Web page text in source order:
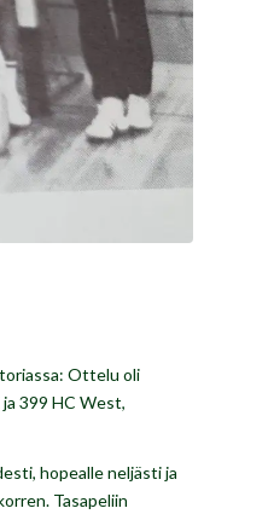
Ottelu oli
399 HC West,
hopealle neljästi ja
Tasapeliin